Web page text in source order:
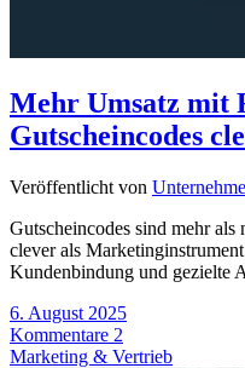
Mehr Umsatz mit
Gutscheincodes
Veröffentlicht von
Gutscheincodes sind mehr
clever als
Kundenbindung und gezielte
6. August 2025
Kommentare 2
Marketing & Vertrieb